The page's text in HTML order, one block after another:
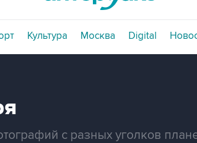
Культура Москва Digital
с разных уголков